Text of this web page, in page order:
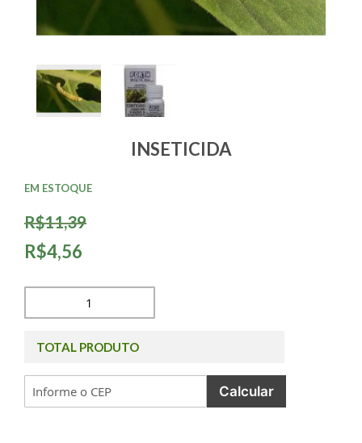
INSETICIDA
R$11,39
R$4,56
EM ESTOQUE
TOTAL PRODUTO
Calcular